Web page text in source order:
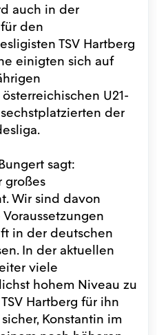
auch in der
den
TSV Hartberg
einigten sich auf
U21-
der
sagt:
großes
Wir sind davon
in der deutschen
In der aktuellen
viele
hohem Niveau zu
Hartberg für ihn
Konstantin im